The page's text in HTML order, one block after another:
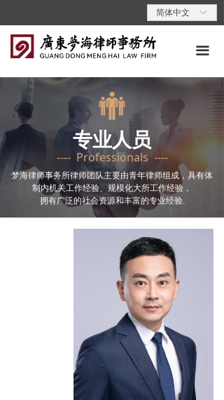
끀
关于梦海
专业领域
专业人员
梦海动态
梦海党建
梦海说法
ꀅ
简体中文
梦海律师事务所律师团队主要由青年律师组成，具有体
制内机关工作经验、规模化大所工作经验，
拥有广泛的社会资源和丰富的专业经验.
---- Professionals ----
专业人员